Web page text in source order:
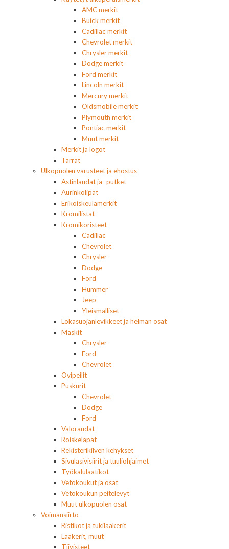
AMC merkit
Buick merkit
Cadillac merkit
Chevrolet merkit
Chrysler merkit
Dodge merkit
Ford merkit
Lincoln merkit
Mercury merkit
Oldsmobile merkit
Plymouth merkit
Pontiac merkit
Muut merkit
Merkit ja logot
Tarrat
Ulkopuolen varusteet ja ehostus
Astinlaudat ja -putket
Aurinkolipat
Erikoiskeulamerkit
Kromilistat
Kromikoristeet
Cadillac
Chevrolet
Chrysler
Dodge
Ford
Hummer
Jeep
Yleismalliset
Lokasuojanlevikkeet ja helman osat
Maskit
Chrysler
Ford
Chevrolet
Ovipeilit
Puskurit
Chevrolet
Dodge
Ford
Valoraudat
Roiskeläpät
Rekisterikilven kehykset
Sivulasivisiirit ja tuuliohjaimet
Työkalulaatikot
Vetokoukut ja osat
Vetokoukun peitelevyt
Muut ulkopuolen osat
Voimansiirto
Ristikot ja tukilaakerit
Laakerit, muut
Tiivisteet